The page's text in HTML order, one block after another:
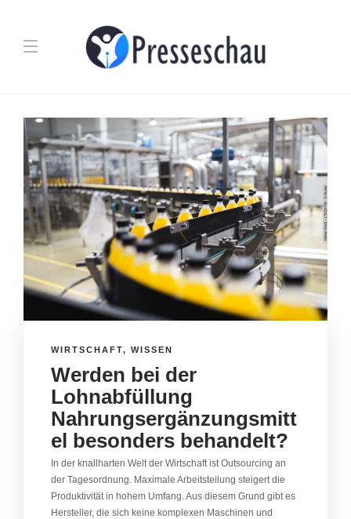
WIRTSCHAFT, WISSEN
Werden bei der
Lohnabfüllung
Nahrungsergänzungsmitt
el besonders behandelt?
In der knallharten Welt der Wirtschaft ist Outsourcing an
der Tagesordnung. Maximale Arbeitsteilung steigert die
Produktivität in hohem Umfang. Aus diesem Grund gibt es
Hersteller, die sich keine komplexen Maschinen und